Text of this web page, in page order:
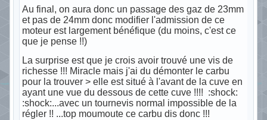
Au final, on aura donc un passage des gaz de 23mm
et pas de 24mm donc modifier l'admission de ce
moteur est largement bénéfique (du moins, c'est ce
que je pense !!)
La surprise est que je crois avoir trouvé une vis de
richesse !!! Miracle mais j'ai du démonter le carbu
pour la trouver > elle est situé à l'avant de la cuve en
ayant une vue du dessous de cette cuve !!!! :shock:
:shock:...avec un tournevis normal impossible de la
régler !! ...top moumoute ce carbu dis donc !!!